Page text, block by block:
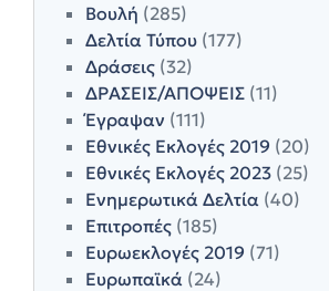
Βουλή (285)
Δελτία Τύπου (177)
Δράσεις (32)
ΔΡΑΣΕΙΣ/ΑΠΟΨΕΙΣ (11)
Έγραψαν (111)
Εθνικές Εκλογές 2019 (20)
Εθνικές Εκλογές 2023 (25)
Ενημερωτικά Δελτία (40)
Επιτροπές (185)
Ευρωεκλογές 2019 (71)
Ευρωπαϊκά (24)